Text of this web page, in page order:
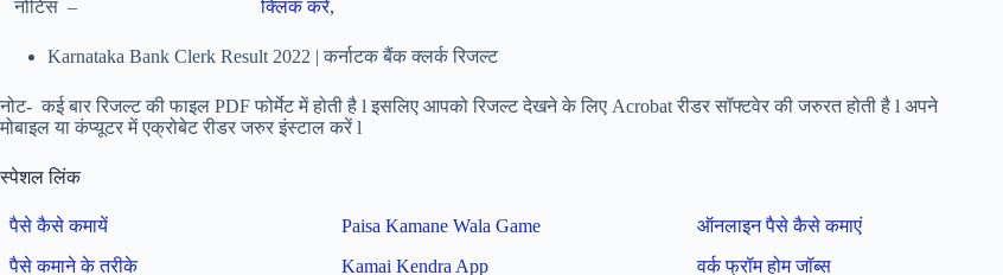
नोटिस –
क्लिक करें,
Karnataka Bank Clerk Result 2022 | कर्नाटक बैंक क्लर्क रिजल्ट
नोट- कई बार रिजल्ट की फाइल PDF फोर्मेट में होती है l इसलिए आपको रिजल्ट देखने के लिए Acrobat रीडरसॉफ्टवेर की जरुरत होती है l अपने
मोबाइल या कंप्यूटर में एक्रोबेट रीडर जरुर इंस्टाल करें l
स्पेशल लिंक
पैसे कैसे कमायें Paisa Kamane Wala Game
ऑनलाइन पैसे कैसे कमाएं
पैसे कमाने के तरीके
Kamai Kendra App
वर्क फ्रॉम होम जॉब्स